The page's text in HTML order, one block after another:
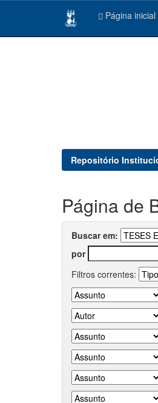
Página inicial
Repositório
Página de
Buscar em:
por
Filtros correntes: